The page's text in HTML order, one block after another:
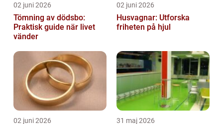
02 juni 2026
Tömning av dödsbo:
Praktisk guide när livet
vänder
02 juni 2026
Husvagnar: Utforska
friheten på hjul
02 juni 2026 31 maj 2026